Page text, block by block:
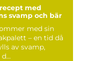
med
svamp och bär
med sin
– en tid då
av svamp,